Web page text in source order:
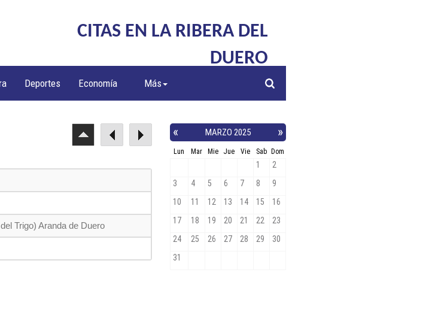
CITAS EN LA RIBERA DEL
DUERO
Deportes Economía Más
Trigo) Aranda de Duero